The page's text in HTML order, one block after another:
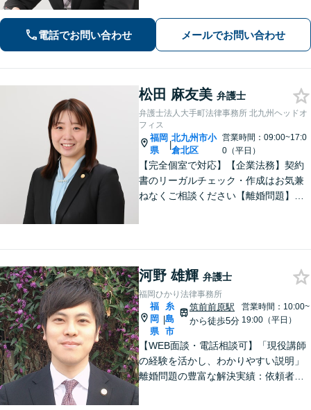
詐欺、刑事事件（博多警察署まで徒歩5
分）や相続にも対応。
電話でお問い合わせ メールでお問い合わせ
松田 麻友美 弁護士
弁護士法人大手町法律事務所 北九州ヘッドオ
フィス
福岡
県
|
北九州市小
倉北区
営業時間：09:00~17:0
0（平日）
【完全個室で対応】【企業法務】契約
書のリーガルチェック・作成はお気兼
ねなくご相談ください【離婚問題】不
河野 雄輝 弁護士
福岡ひかり法律事務所
福
岡
県
|
糸
島
市
筑前前原駅
から徒歩5分
営業時間：10:00~
19:00（平日）
【WEB面談・電話相談可】「現役講師
の経験を活かし、わかりやすい説明」
離婚問題の豊富な解決実績：依頼者さ